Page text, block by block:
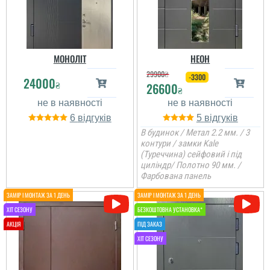
читати всі відгуки
Вікторія
МОНОЛІТ
24000₴
6
НЕОН
29900₴
26600₴
-3300
5
В будинок / Метал 2.2 мм. / 3
контури / замки Kale
(Туреччина) сейфовий і під
циліндр/ Полотно 90 мм. /
Фарбована панель